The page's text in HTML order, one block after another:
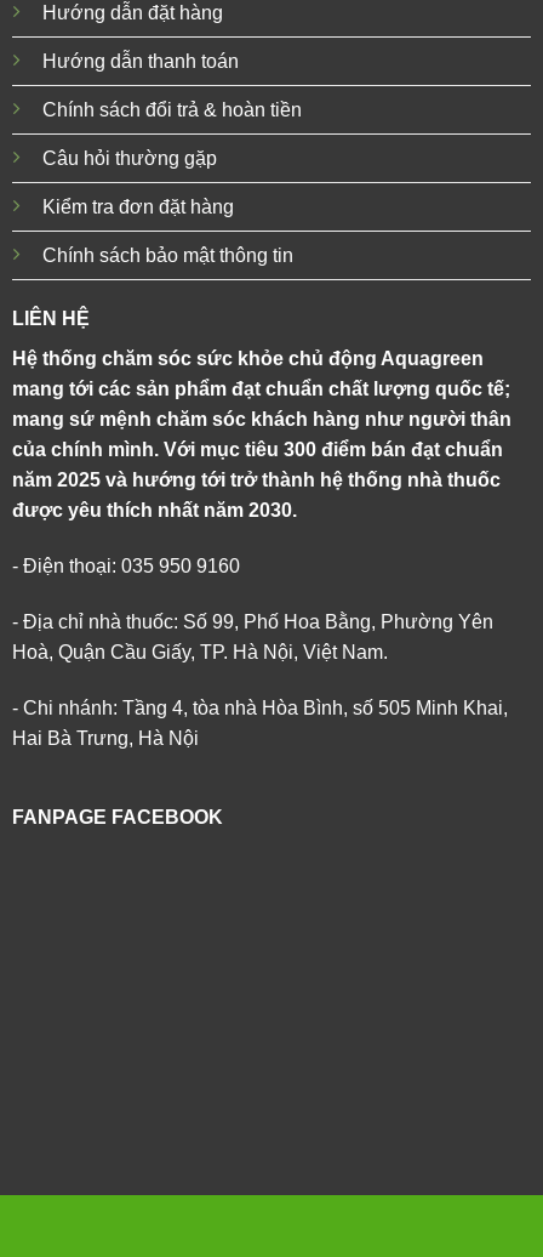
Hướng dẫn đặt hàng
Hướng dẫn thanh toán
Chính sách đổi trả & hoàn tiền
Câu hỏi thường gặp
Kiểm tra đơn đặt hàng
Chính sách bảo mật thông tin
LIÊN HỆ
Hệ thống chăm sóc sức khỏe chủ động Aquagreen
mang tới các sản phẩm đạt chuẩn chất lượng quốc tế;
mang sứ mệnh chăm sóc khách hàng như người thân
của chính mình. Với mục tiêu 300 điểm bán đạt chuẩn
năm 2025 và hướng tới trở thành hệ thống nhà thuốc
được yêu thích nhất năm 2030.
- Điện thoại: 035 950 9160
- Địa chỉ nhà thuốc: Số 99, Phố Hoa Bằng, Phường Yên
Hoà, Quận Cầu Giấy, TP. Hà Nội, Việt Nam.
- Chi nhánh: Tầng 4, tòa nhà Hòa Bình, số 505 Minh Khai,
Hai Bà Trưng, Hà Nội
FANPAGE FACEBOOK